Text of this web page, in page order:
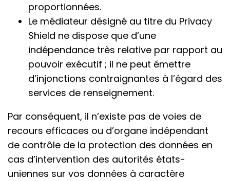
proportionnées.
Le médiateur désigné au titre du Privacy
Shield ne dispose que d’une
indépendance très relative par rapport au
pouvoir exécutif ; il ne peut émettre
d’injonctions contraignantes à l’égard des
services de renseignement.
Par conséquent, il n’existe pas de voies de
recours efficaces ou d’organe indépendant
de contrôle de la protection des données en
cas d’intervention des autorités états-
uniennes sur vos données à caractère